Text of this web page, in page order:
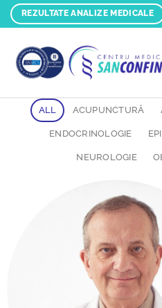
Skip
to
REZULTATE ANALIZE MEDICALE
ALL ACUPUNCTURĂ
ENDOCRINOLOGIE
NEUROLOGIE